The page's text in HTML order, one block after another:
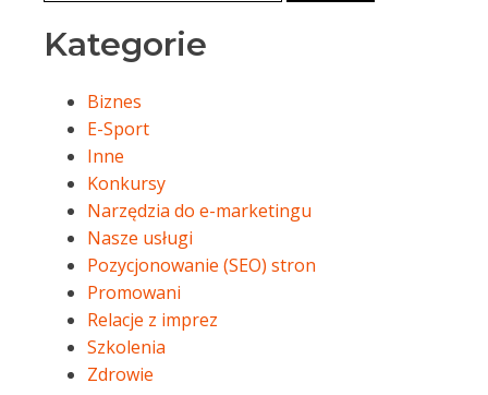
Kategorie
Biznes
E-Sport
Inne
Konkursy
Narzędzia do e-marketingu
Nasze usługi
Pozycjonowanie (SEO) stron
Promowani
Relacje z imprez
Szkolenia
Zdrowie